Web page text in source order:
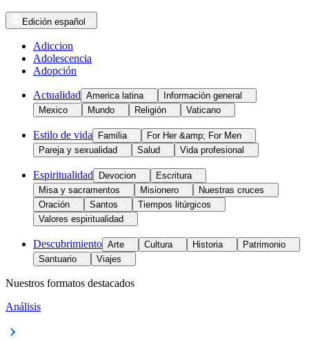
Edición español
Adiccion
Adolescencia
Adopción
Actualidad America latina
Información general
Mexico
Mundo Religión Vaticano
Estilo de vida Familia
For Her &amp; For Men
Pareja y sexualidad
Salud Vida profesional
Espiritualidad Devocion
Escritura
Misa y sacramentos
Misionero
Nuestras cruces
Oración
Santos
Tiempos litúrgicos
Valores espiritualidad
Descubrimiento Arte Cultura Historia
Patrimonio
Santuario
Viajes
Nuestros formatos destacados
Análisis